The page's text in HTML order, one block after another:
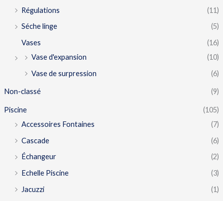
Régulations
(11)
Séche linge
(5)
Vases
(16)
Vase d'expansion
(10)
Vase de surpression
(6)
Non-classé (9)
Piscine
(105)
Accessoires Fontaines
(7)
Cascade
(6)
Échangeur
(2)
Echelle Piscine
(3)
Jacuzzi
(1)